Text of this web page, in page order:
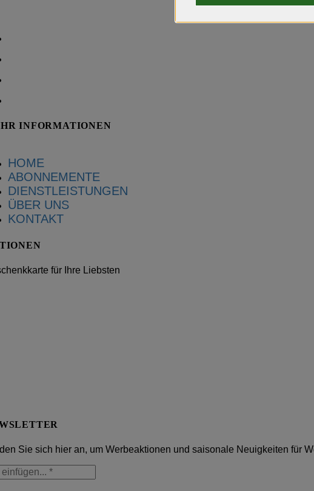
INFORMATIONEN
HOME
ABONNEMENTE
DIENSTLEISTUNGEN
ÜBER UNS
KONTAKT
für Ihre Liebsten
Sie sich hier an, um Werbeaktionen und saisonale Neuigkeiten für